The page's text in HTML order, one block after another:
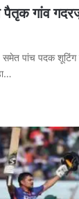
गांव
पांच पदक शूटिंग